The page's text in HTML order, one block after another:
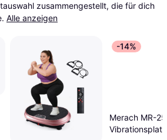
zusammengestellt, die für dich
Alle anzeigen
-14%
Merach MR-